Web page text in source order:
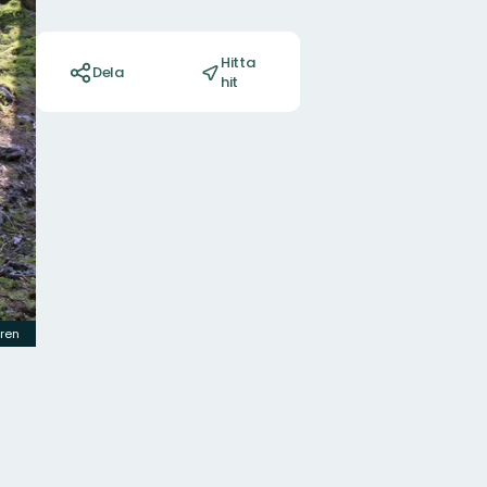
Åtgärder
Dela
Hitta
hit